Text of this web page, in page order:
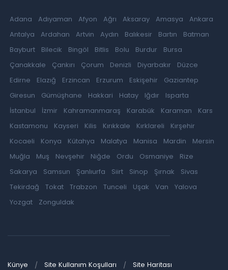
Adana Adıyaman Afyon Ağrı Aksaray Amasya
Ankara
Antalya
Ardahan Artvin Aydın Balıkesir Bartın
Batman
Bayburt
Bilecik Bingöl Bitlis Bolu Burdur
Bursa
Çanakkale
Çankırı Çorum Denizli Diyarbakır
Düzce
Edirne
Elazığ Erzincan Erzurum Eskişehir
Gaziantep
Giresun
Gümüşhane Hakkari Hatay Iğdır
Isparta
İstanbul
İzmir Kahramanmaraş Karabük Karaman
Kars
Kastamonu
Kayseri Kilis Kırıkkale Kırklareli
Kırşehir
Kocaeli
Konya Kütahya Malatya Manisa Mardin
Mersin
Muğla
Muş Nevşehir Niğde Ordu Osmaniye
Rize
Sakarya
Samsun Şanlıurfa Siirt Sinop Şırnak
Sivas
Tekirdağ
Tokat Trabzon Tunceli Uşak Van
Yalova
Yozgat
Zonguldak
Künye Site Kullanım Koşulları Site Haritası